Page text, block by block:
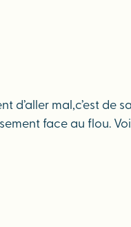
d’aller mal,c’est de
face au flou.